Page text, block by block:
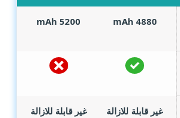
4880
mAh
5200
mAh
غير قابلة للازالة غير قابلة للازالة